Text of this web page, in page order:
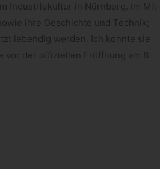
Indus­trie­kul­tur in Nürn­berg. Im Mit­
ihre Geschichte und Tech­nik;
leben­dig wer­den. Ich konnte sie
vor der offi­zi­el­len Eröff­nung am 6.